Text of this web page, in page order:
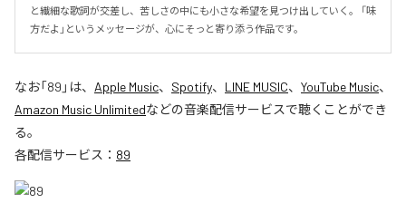
と繊細な歌詞が交差し、苦しさの中にも小さな希望を見つけ出していく。 「味
方だよ」というメッセージが、心にそっと寄り添う作品です。
なお「89 」は、 Apple Music、 Spotify、 LINE MUSIC、 YouTube Music、
Amazon Music Unlimitedなどの音楽配信サービスで聴くことができ
る。
各配信サービス： 89